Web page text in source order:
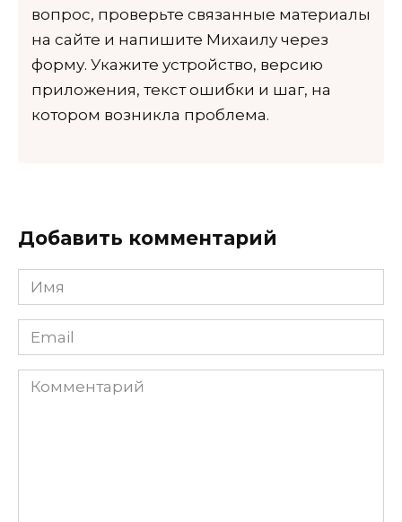
вопрос, проверьте связанные материалы
на сайте и напишите Михаилу через
форму. Укажите устройство, версию
приложения, текст ошибки и шаг, на
котором возникла проблема.
Добавить комментарий
Имя
*
Email
*
Комментарий